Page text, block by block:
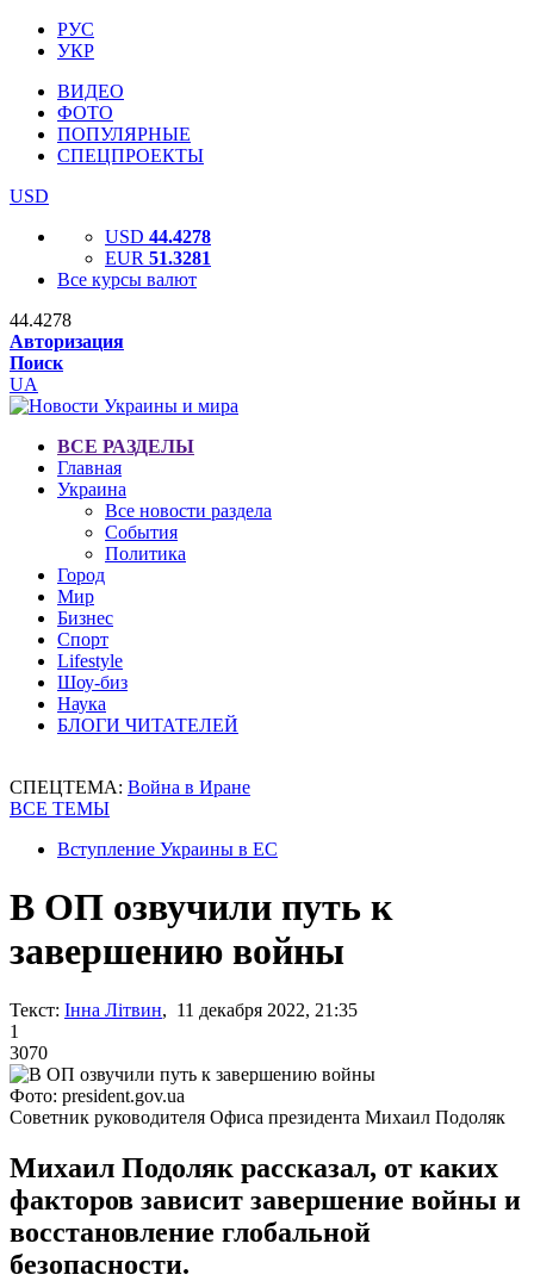
РУС
УКР
ВИДЕО
ФОТО
ПОПУЛЯРНЫЕ
СПЕЦПРОЕКТЫ
USD
USD 44.4278
EUR 51.3281
Все курсы валют
44.4278
Авторизация
Поиск
UA
ВСЕ РАЗДЕЛЫ
Главная
Украина
Все новости раздела
События
Политика
Город
Мир
Бизнес
Спорт
Lifestyle
Шоу-биз
Наука
БЛОГИ ЧИТАТЕЛЕЙ
СПЕЦТЕМА: Война в Иране
ВСЕ ТЕМЫ
Вступление Украины в ЕС
В ОП озвучили путь к
завершению войны
Текст: Інна Літвин, 11 декабря 2022, 21:35
1
3070
Фото: president.gov.ua
Советник руководителя Офиса президента Михаил Подоляк
Михаил Подоляк рассказал, от каких
факторов зависит завершение войны и
восстановление глобальной
безопасности.